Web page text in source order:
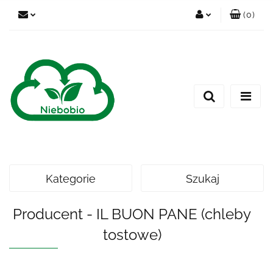
(0)
Kategorie Szukaj
Producent - IL BUON PANE (chleby
tostowe)